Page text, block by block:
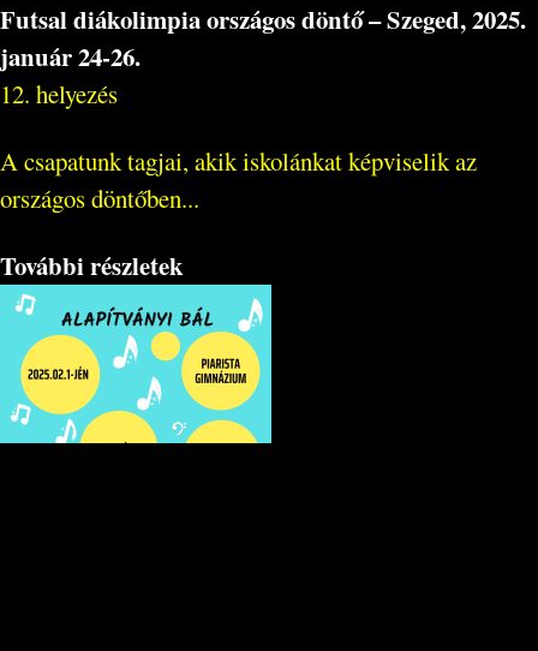
Futsal diákolimpia országos döntő – Szeged, 2025.
január 24-26.
12. helyezés
A csapatunk tagjai, akik iskolánkat képviselik az
országos döntőben...
További részletek